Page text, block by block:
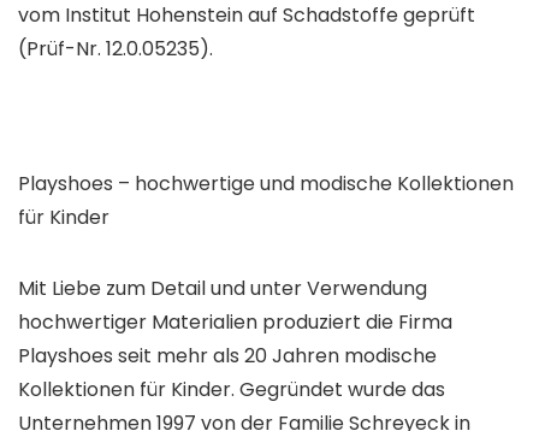
vom Institut Hohenstein auf Schadstoffe geprüft
(Prüf-Nr. 12.0.05235).
Playshoes – hochwertige und modische Kollektionen
für Kinder
Mit Liebe zum Detail und unter Verwendung
hochwertiger Materialien produziert die Firma
Playshoes seit mehr als 20 Jahren modische
Kollektionen für Kinder. Gegründet wurde das
Unternehmen 1997 von der Familie Schreyeck in